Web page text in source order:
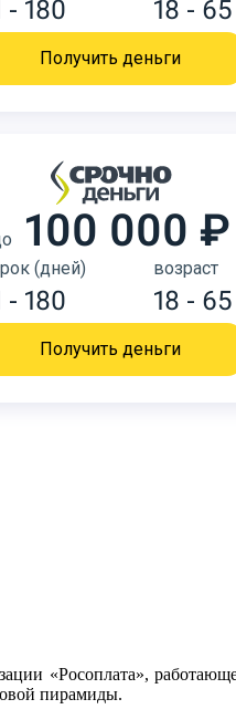
- 180 18 - 65
Получить деньги
100 000 ₽
(дней)
- 180
возраст
18 - 65
Получить деньги
«Росоплата»,
пирамиды.